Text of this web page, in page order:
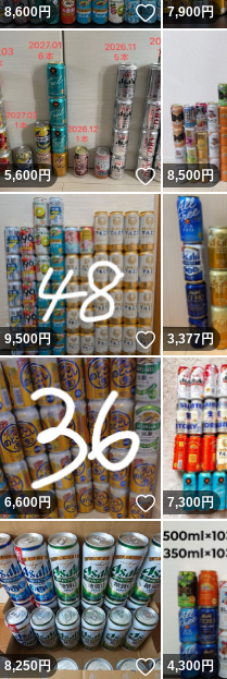
8,600円 いいね！
7,900円
5,600円 いいね！
8,500円
9,500円 いいね！
3,377円
6,600円 いいね！
7,300円
8,250円 いいね！
4,300円